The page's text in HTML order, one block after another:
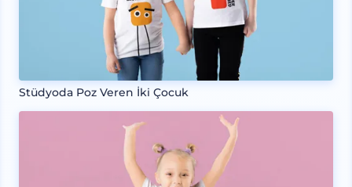
Stüdyoda Poz Veren İki Çocuk